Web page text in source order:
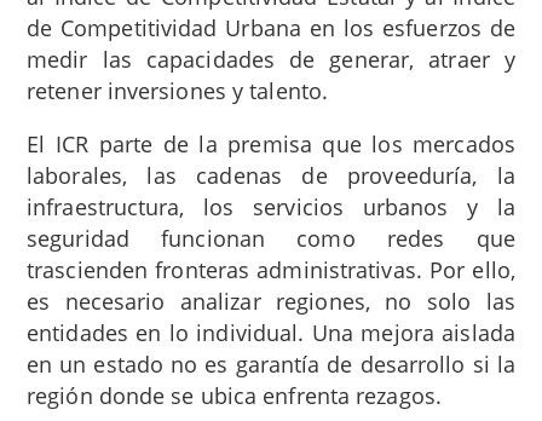
de Competitividad Urbana en los esfuerzos de
medir las capacidades de generar, atraer y
retener inversiones y talento.
El ICR parte de la premisa que los mercados
laborales, las cadenas de proveeduría, la
infraestructura, los servicios urbanos y la
seguridad funcionan como redes que
trascienden fronteras administrativas. Por ello,
es necesario analizar regiones, no solo las
entidades en lo individual. Una mejora aislada
en un estado no es garantía de desarrollo si la
región donde se ubica enfrenta rezagos.